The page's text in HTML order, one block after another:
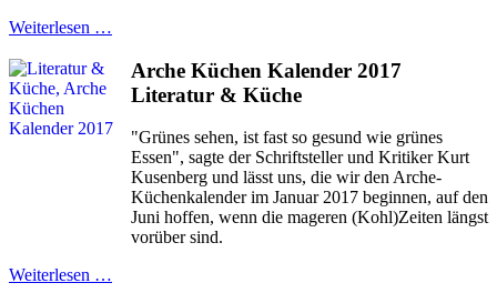
Weiterlesen …
Arche Küchen Kalender 2017
Literatur & Küche
"Grünes sehen, ist fast so gesund wie grünes
Essen", sagte der Schriftsteller und Kritiker Kurt
Kusenberg und lässt uns, die wir den Arche-
Küchenkalender im Januar 2017 beginnen, auf den
Juni hoffen, wenn die mageren (Kohl)Zeiten längst
vorüber sind.
Weiterlesen …